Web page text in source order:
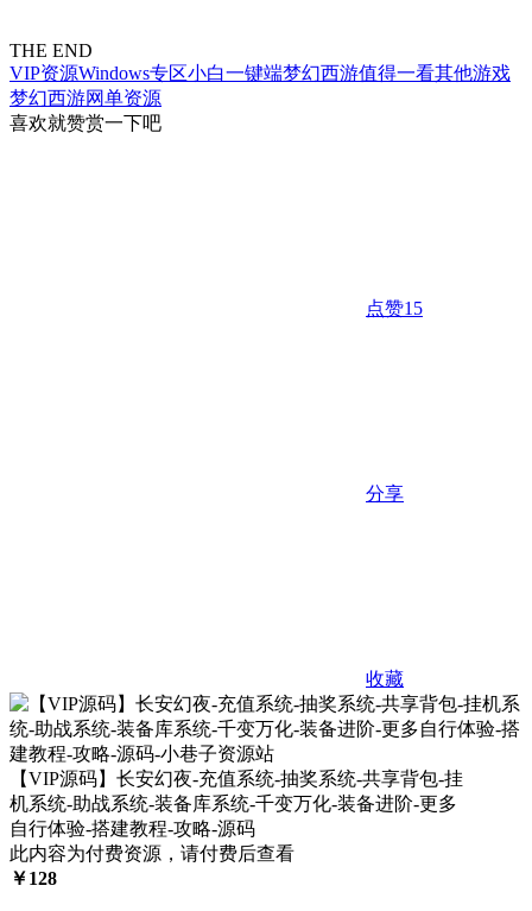
THE END
VIP资源Windows专区小白一键端梦幻西游值得一看其他游戏
梦幻西游网单资源
喜欢就赞赏一下吧
点赞15
分享
收藏
【VIP源码】长安幻夜-充值系统-抽奖系统-共享背包-挂
机系统-助战系统-装备库系统-千变万化-装备进阶-更多
自行体验-搭建教程-攻略-源码
此内容为付费资源，请付费后查看
￥128